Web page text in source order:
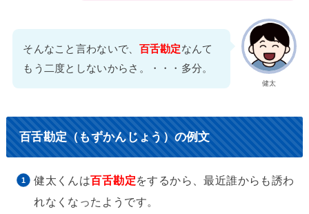
健太
そんなこと言わないで、 百舌勘定なんて
もう二度としないからさ。・・・多分。
百舌勘定（もずかんじょう）の例文
健太くんは百舌勘定をするから、最近誰からも誘わ
れなくなったようです。